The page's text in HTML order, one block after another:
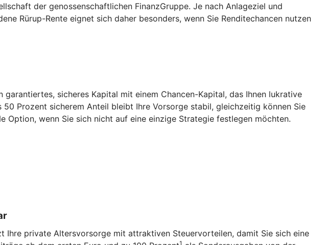
der genossenschaftlichen FinanzGruppe. Je nach Anlageziel und
Rürup-Rente eignet sich daher besonders, wenn Sie Renditechancen nutzen
sicheres Kapital mit einem Chancen-Kapital, das Ihnen lukrative
Prozent sicherem Anteil bleibt Ihre Vorsorge stabil, gleichzeitig können Sie
Option, wenn Sie sich nicht auf eine einzige Strategie festlegen möchten.
Ihre private Altersvorsorge mit attraktiven Steuervorteilen, damit Sie sich eine
1